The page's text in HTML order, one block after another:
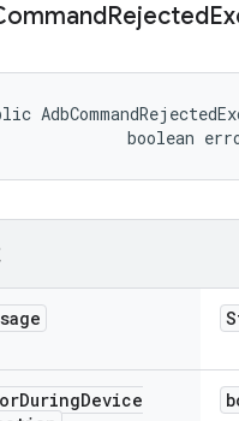
Rejected
boolean
DuringDevice